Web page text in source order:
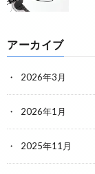
アーカイブ
2026年3月
2026年1月
2025年11月